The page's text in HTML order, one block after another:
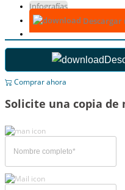
Infografías
Comprar ahora
Solicite una copia